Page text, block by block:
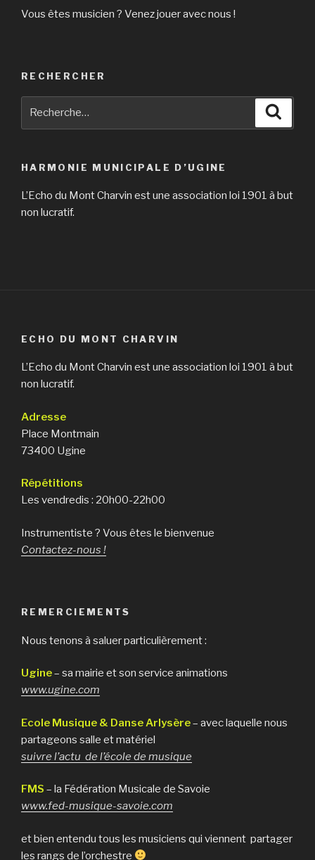
Vous êtes musicien ? Venez jouer avec nous !
RECHERCHER
HARMONIE MUNICIPALE D’UGINE
L’Echo du Mont Charvin est une association loi 1901 à but
non lucratif.
ECHO DU MONT CHARVIN
L’Echo du Mont Charvin est une association loi 1901 à but
non lucratif.
Adresse
Place Montmain
73400 Ugine
Répétitions
Les vendredis : 20h00-22h00
Instrumentiste ? Vous êtes le bienvenue
Contactez-nous !
REMERCIEMENTS
Nous tenons à saluer particulièrement :
Ugine– sa mairie et son service animations
www.ugine.com
Ecole Musique & Danse Arlysère– avec laquelle nous
partageons salle et matériel
suivre l’actu de l’école de musique
FMS – la Fédération Musicale de Savoie
www.fed-musique-savoie.com
et bien entendu tous les musiciens qui viennent partager
les rangs de l’orchestre